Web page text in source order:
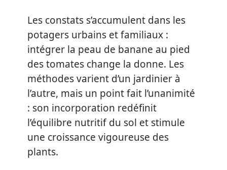
Les constats s’accumulent dans les
potagers urbains et familiaux :
intégrer la peau de banane au pied
des tomates change la donne. Les
méthodes varient d’un jardinier à
l’autre, mais un point fait l’unanimité
: son incorporation redéfinit
l’équilibre nutritif du sol et stimule
une croissance vigoureuse des
plants.